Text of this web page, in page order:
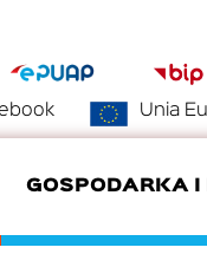
Unia
GOSPODARKA I